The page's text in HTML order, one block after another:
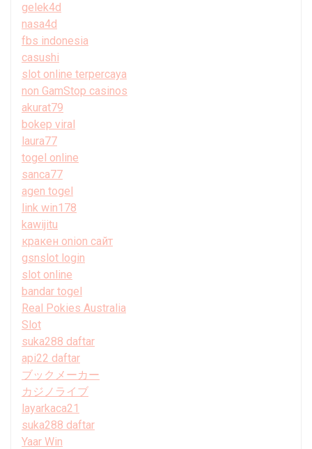
gelek4d
nasa4d
fbs indonesia
casushi
slot online terpercaya
non GamStop casinos
akurat79
bokep viral
laura77
togel online
sanca77
agen togel
link win178
kawijitu
кракен onion сайт
gsnslot login
slot online
bandar togel
Real Pokies Australia
Slot
suka288 daftar
api22 daftar
ブックメーカー
カジノライブ
layarkaca21
suka288 daftar
Yaar Win